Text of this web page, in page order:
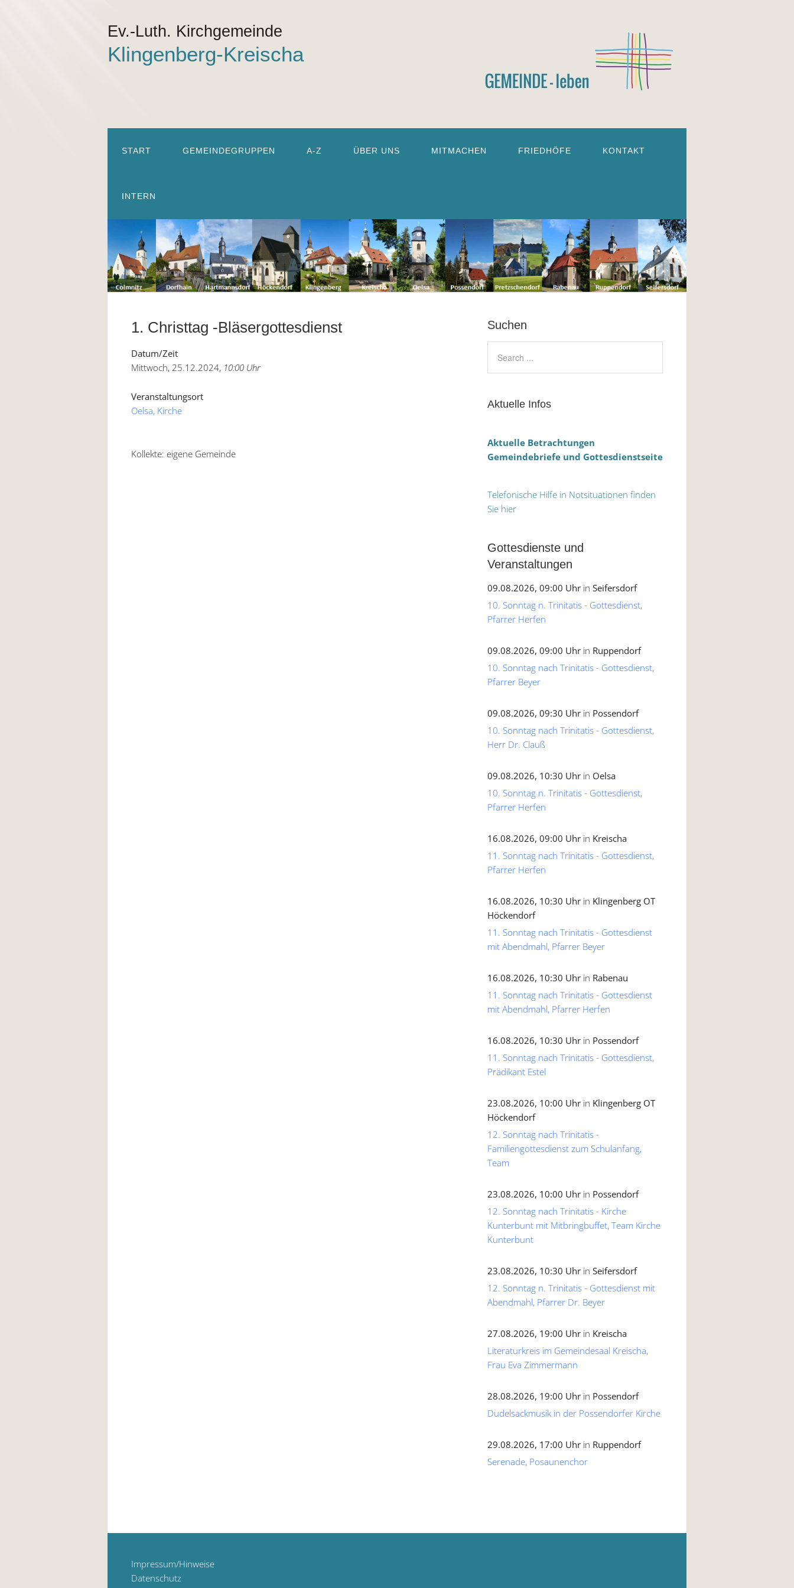
Ev.-Luth. Kirchgemeinde
Klingenberg-Kreischa
START GEMEINDEGRUPPEN A-Z ÜBER UNS MITMACHEN FRIEDHÖFE KONTAKT
INTERN
1. Christtag -Bläsergottesdienst
Datum/Zeit
Mittwoch, 25.12.2024, 10:00 Uhr
Veranstaltungsort
Oelsa, Kirche
Kollekte: eigene Gemeinde
Suchen
Aktuelle Infos
Aktuelle Betrachtungen
Gemeindebriefe und Gottesdienstseite
Telefonische Hilfe in Notsituationen finden
Sie hier
Gottesdienste und
Veranstaltungen
09.08.2026, 09:00 Uhr in Seifersdorf
10. Sonntag n. Trinitatis - Gottesdienst,
Pfarrer Herfen
09.08.2026, 09:00 Uhr in Ruppendorf
10. Sonntag nach Trinitatis - Gottesdienst,
Pfarrer Beyer
09.08.2026, 09:30 Uhr in Possendorf
10. Sonntag nach Trinitatis - Gottesdienst,
Herr Dr. Clauß
09.08.2026, 10:30 Uhr in Oelsa
10. Sonntag n. Trinitatis - Gottesdienst,
Pfarrer Herfen
16.08.2026, 09:00 Uhr in Kreischa
11. Sonntag nach Trinitatis - Gottesdienst,
Pfarrer Herfen
16.08.2026, 10:30 Uhr in Klingenberg OT
Höckendorf
11. Sonntag nach Trinitatis - Gottesdienst
mit Abendmahl, Pfarrer Beyer
16.08.2026, 10:30 Uhr in Rabenau
11. Sonntag nach Trinitatis - Gottesdienst
mit Abendmahl, Pfarrer Herfen
16.08.2026, 10:30 Uhr in Possendorf
11. Sonntag nach Trinitatis - Gottesdienst,
Prädikant Estel
23.08.2026, 10:00 Uhr in Klingenberg OT
Höckendorf
12. Sonntag nach Trinitatis -
Familiengottesdienst zum Schulanfang,
Team
23.08.2026, 10:00 Uhr in Possendorf
12. Sonntag nach Trinitatis - Kirche
Kunterbunt mit Mitbringbuffet, Team Kirche
Kunterbunt
23.08.2026, 10:30 Uhr in Seifersdorf
12. Sonntag n. Trinitatis - Gottesdienst mit
Abendmahl, Pfarrer Dr. Beyer
27.08.2026, 19:00 Uhr in Kreischa
Literaturkreis im Gemeindesaal Kreischa,
Frau Eva Zimmermann
28.08.2026, 19:00 Uhr in Possendorf
Dudelsackmusik in der Possendorfer Kirche
29.08.2026, 17:00 Uhr in Ruppendorf
Serenade, Posaunenchor
Impressum/Hinweise
Datenschutz